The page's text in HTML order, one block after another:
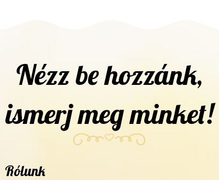
Nézz be hozzánk,
ismerj meg minket!
Rólunk